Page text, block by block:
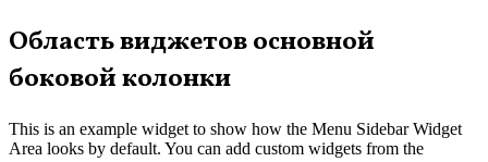
Перейти
к
содержимому
Область виджетов основной
боковой колонки
This is an example widget to show how the Menu Sidebar Widget
Area looks by default. You can add custom widgets from the